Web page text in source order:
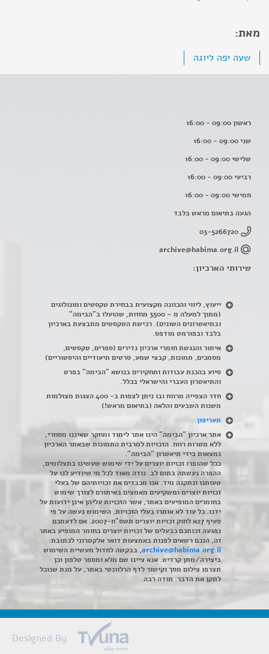
מאת:
שעה יפה ליוגה
ראשון 09:00 - 16:00
שני 09:00 - 16:00
שלישי 09:00 - 16:00
רביעי 09:00 - 16:00
חמישי 09:00 - 16:00
הגעה בתיאום מראש בלבד
03-5266720
archive@habima.org.il
שירותי הארכיון:
ייעוץ, ליווי והכוונה מקצועית בבחירת טקסטים ומונולוגים
(מתוך למעלה מ – 3500 מחזות, שהועלו ב"הבימה"
ובתיאטרונים השונים). רכישת הטקסטים מתבצעת בארכיון
בלבד ובפורמט מודפס.
איתור והנגשת חומרי ארכיון נדירים (ספרים, טקסטים,
מסמכים, תמונות, קבצי שמע, סרטים תיעודיים והיסטוריים)
סיוע בהכנת עבודות ותחקירים בנושא "הבימה" בפרט
והתיאטרון העברי והישראלי בכלל.
חדר הצפייה מרווח ובו ניתן לצפות ב- 400 הצגות מצולמות
משנות השבעים והלאה (בתיאום מראש!)
תעריפון
אתר ארכיון "הבימה" הינו אתר לימוד ומחקר שאיננו מסחרי,
ללא מטרות רווח. הזכויות למרבית התמונות שבאתר הארכיון
נמצאות בידי תיאטרון "הבימה".
ככל שהופרו זכויות יוצרים על ידי שימוש שעשינו בתצלומים,
ההפרה נעשתה בתום לב. נודה מאוד לכל מי שיודיע לנו על
טעותנו ונתקנה מיד. אנו מכבדים את זכויותיהם של בעלי
זכויות יוצרים ומשקיעים מאמצים באיתורם לצורך שימוש
בחומרים המופיעים באתר, אשר הזכויות עליהן אינן ידועות על
ידנו. כל עוד לא אותרו בעלי הזכויות, השימוש נעשה על פי
סעיף 27א לחוק זכויות יוצרים תשס"ח-2007. אם לדעתכם
נפגעה זכותכם כבעלים של זכויות יוצרים בחומר המופיע באתר
זה, הנכם רשאים לפנות באמצעות דואר אלקטרוני לכתובת:
archive@habima.org.il, בבקשה לחדול מעשיית השימוש
ביצירה/מתן קרדיט. אנא ציינו שם מלא ומספר טלפון וכן
תצרפו צילום מסך וקישור לדף הרלוונטי באתר, על מנת שנוכל
לתקן את הדבר. תודה רבה.
Designed By